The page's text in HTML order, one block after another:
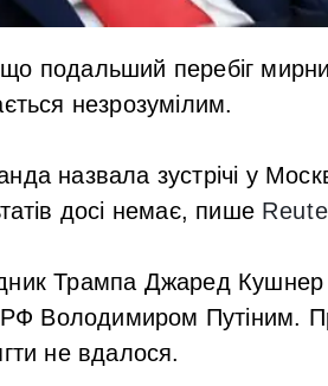
подальший перебіг
незрозумілим.
назвала зустрічі у
досі немає, пише
Трампа Джаред Кушнер
РФ Володимиром Путіним.
не вдалося.